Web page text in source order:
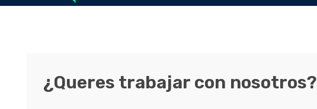
¿Queres trabajar con nosotros?